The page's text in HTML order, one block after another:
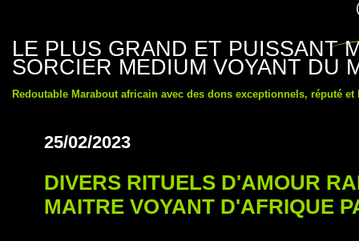
LE PLUS GRAND ET PUISSANT
SORCIER MEDIUM VOYANT DU
Redoutable Marabout africain avec des dons exceptionnels, réputé et
25/02/2023
DIVERS RITUELS D'AMOUR
MAITRE VOYANT D'AFRIQUE